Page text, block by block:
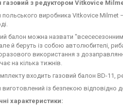
газовий з редуктором Vitkovice
виробника Vitkovice Milmet —
балон можна назвати
й беруть із собою автолюбителі,
використання з
на кілька тижнів.
входить газовий балон BD-11,
виготовлений із безпекою відповідно
характеристики: